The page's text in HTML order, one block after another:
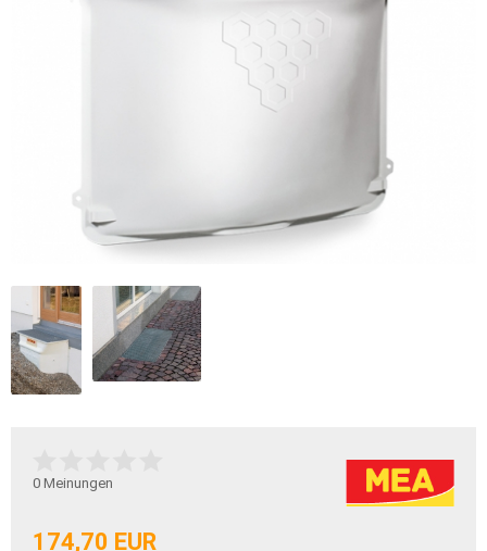
0 Meinungen
174,70 EUR